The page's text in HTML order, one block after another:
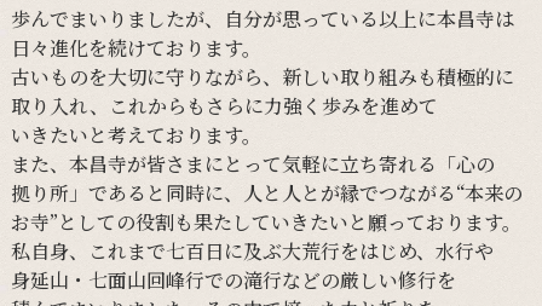
歩んでまいりましたが、 自分が思っている以上に本昌寺は
日々進化を続けております。
古いものを大切に守りながら、 新しい取り組みも積極的に
取り入れ、
これからも さらに力強く 歩みを進めて
いきたいと考えております。
また、 本昌寺が皆さまにとって気軽に立ち寄れる 「心の
拠り所」であると同時に、 人と 人とが縁でつながる“本来の
お寺”と しての役割も果たしていきたいと願っております。
私自身、
これまで七百日に及ぶ大荒行をはじめ、 水行や
身延山・ 七面山回峰行での滝行などの厳しい修行を